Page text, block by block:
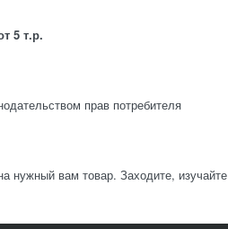
5 т.р.
прав потребителя
нужный вам товар. Заходите, изучайте